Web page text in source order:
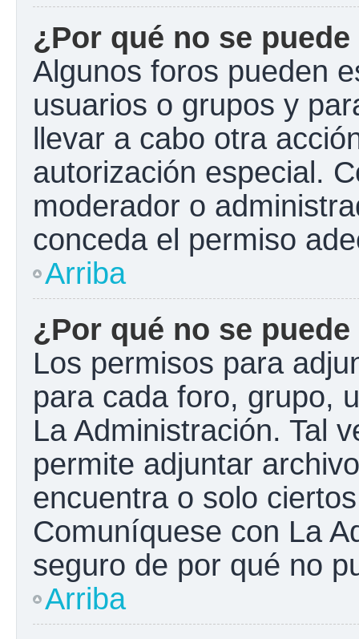
¿Por qué no se
Algunos foros pueden
usuarios o grupos y
llevar a cabo otra
autorización especial.
moderador o
conceda el permiso
Arriba
¿Por qué no se
Los permisos para
para cada foro, grupo,
La Administración. Tal
permite adjuntar
encuentra o solo
Comuníquese con La
seguro de por qué no
Arriba